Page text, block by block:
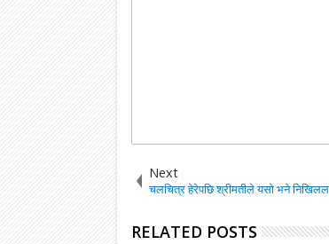
Next
चलचित्र हेरेपछि श्रीमतीले यसो भने
RELATED POSTS